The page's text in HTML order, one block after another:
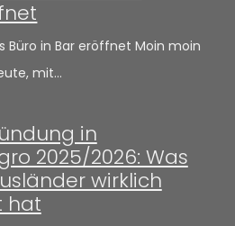
Büro in Bar eröffnet Moin moin
mit…
in
2025/2026: Was
wirklich
hat